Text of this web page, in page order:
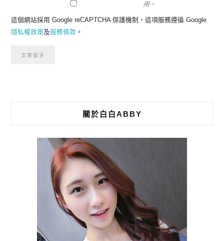
用。
這個網站採用 Google reCAPTCHA 保護機制，這項服務遵循 Google
隱私權政策及服務條款 。
關於白白ABBY